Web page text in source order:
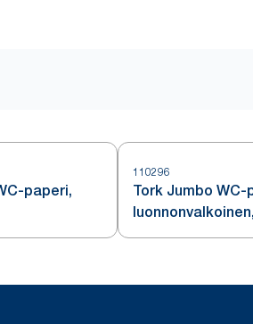
paperi,
110296
Tork Jumbo WC-